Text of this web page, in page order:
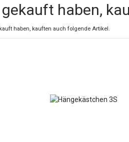
haben,
haben, kauften auch folgende Artikel.